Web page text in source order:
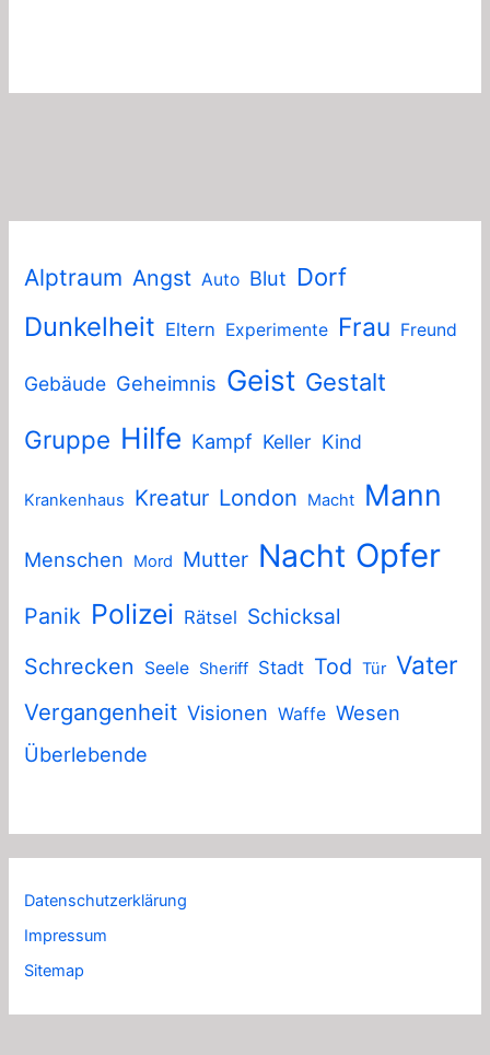
Alptraum Angst Auto Blut Dorf
Dunkelheit Eltern Experimente Frau Freund
Gebäude Geheimnis Geist Gestalt
Gruppe Hilfe Kampf Keller Kind
Krankenhaus Kreatur London Macht Mann
Menschen Mord Mutter Nacht Opfer
Panik Polizei Rätsel Schicksal
Schrecken
Seele Sheriff Stadt Tod Tür Vater
Vergangenheit Visionen Waffe Wesen
Überlebende
Datenschutzerklärung
Impressum
Sitemap